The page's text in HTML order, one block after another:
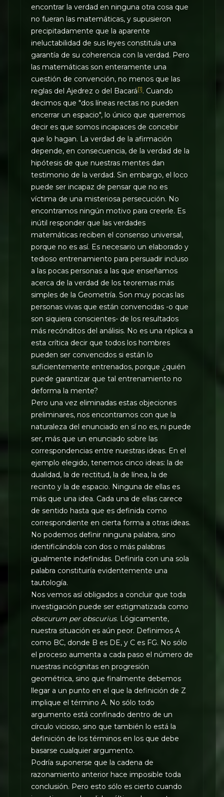
encontrar la verdad en ninguna otra cosa que
no fueran las matemáticas, y supusieron
precipitadamente que la aparente
ineluctabilidad de sus leyes constituía una
garantía de su coherencia con la verdad. Pero
las matemáticas son enteramente una
cuestión de convención, no menos que las
reglas del Ajedrez o del Bacará[1]. Cuando
decimos que "dos líneas rectas no pueden
encerrar un espacio", lo único que queremos
decir es que somos incapaces de concebir
que lo hagan. La verdad de la afirmación
depende, en consecuencia, de la verdad de la
hipótesis de que nuestras mentes dan
testimonio de la verdad. Sin embargo, el loco
puede ser incapaz de pensar que no es
víctima de una misteriosa persecución. No
encontramos ningún motivo para creerle. Es
inútil responder que las verdades
matemáticas reciben el consenso universal,
porque no es así. Es necesario un elaborado y
tedioso entrenamiento para persuadir incluso
a las pocas personas a las que enseñamos
acerca de la verdad de los teoremas más
simples de la Geometría. Son muy pocas las
personas vivas que están convencidas -o que
son siquiera conscientes- de los resultados
más recónditos del análisis. No es una réplica a
esta crítica decir que todos los hombres
pueden ser convencidos si están lo
suficientemente entrenados, porque ¿quién
puede garantizar que tal entrenamiento no
deforma la mente?
Pero una vez eliminadas estas objeciones
preliminares, nos encontramos con que la
naturaleza del enunciado en sí no es, ni puede
ser, más que un enunciado sobre las
correspondencias entre nuestras ideas. En el
ejemplo elegido, tenemos cinco ideas: la de
dualidad, la de rectitud, la de línea, la de
recinto y la de espacio. Ninguna de ellas es
más que una idea. Cada una de ellas carece
de sentido hasta que es definida como
correspondiente en cierta forma a otras ideas.
No podemos definir ninguna palabra, sino
identificándola con dos o más palabras
igualmente indefinidas. Definirla con una sola
palabra constituiría evidentemente una
tautología.
Nos vemos así obligados a concluir que toda
investigación puede ser estigmatizada como
obscurum per obscurius. Lógicamente,
nuestra situación es aún peor. Definimos A
como BC, donde B es DE, y C es FG. No sólo
el proceso aumenta a cada paso el número de
nuestras incógnitas en progresión
geométrica, sino que finalmente debemos
llegar a un punto en el que la definición de Z
implique el término A. No sólo todo
argumento está confinado dentro de un
círculo vicioso, sino que también lo está la
definición de los términos en los que debe
basarse cualquier argumento.
Podría suponerse que la cadena de
razonamiento anterior hace imposible toda
conclusión. Pero esto sólo es cierto cuando